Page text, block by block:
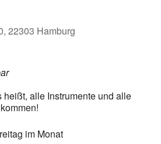
22303 Hamburg
heißt, alle Instrumente und alle
im Monat